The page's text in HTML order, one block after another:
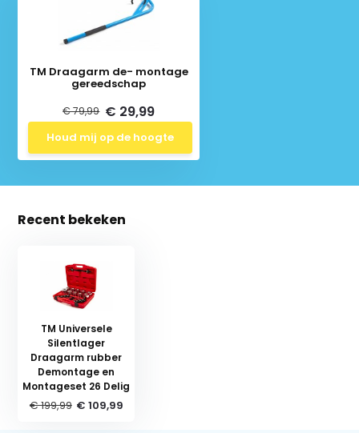
TM Draagarm de- montage
gereedschap
€ 79,99 € 29,99
Houd mij op de hoogte
Recent bekeken
TM Universele
Silentlager
Draagarm rubber
Demontage en
Montageset 26 Delig
€ 199,99 € 109,99
Schrijf je in voor onze nieuwsbrief: